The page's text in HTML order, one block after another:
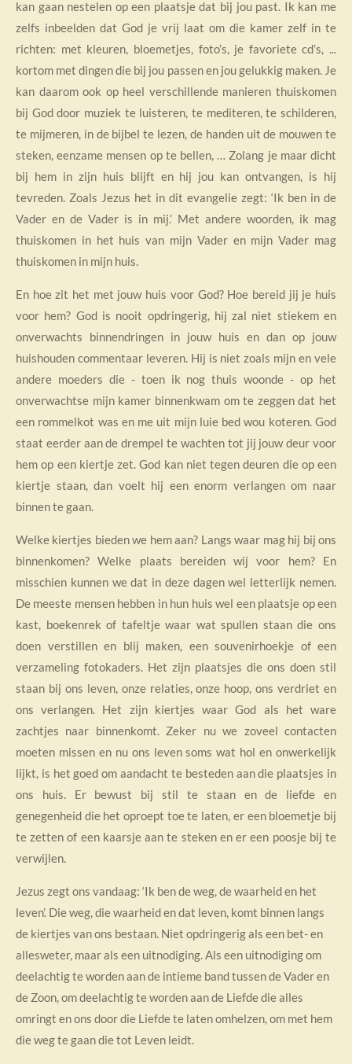
kan gaan nestelen op een plaatsje dat bij jou past. Ik kan me
zelfs inbeelden dat God je vrij laat om die kamer zelf in te
richten: met kleuren, bloemetjes, foto’s, je favoriete cd’s, ...
kortom met dingen die bij jou passen en jou gelukkig maken. Je
kan daarom ook op heel verschillende manieren thuiskomen
bij God door muziek te luisteren, te mediteren, te schilderen,
te mijmeren, in de bijbel te lezen, de handen uit de mouwen te
steken, eenzame mensen op te bellen, … Zolang je maar dicht
bij hem in zijn huis blijft en hij jou kan ontvangen, is hij
tevreden. Zoals Jezus het in dit evangelie zegt: ‘Ik ben in de
Vader en de Vader is in mij.’ Met andere woorden, ik mag
thuiskomen in het huis van mijn Vader en mijn Vader mag
thuiskomen in mijn huis.
En hoe zit het met jouw huis voor God? Hoe bereid jij je huis
voor hem? God is nooit opdringerig, hij zal niet stiekem en
onverwachts binnendringen in jouw huis en dan op jouw
huishouden commentaar leveren. Hij is niet zoals mijn en vele
andere moeders die - toen ik nog thuis woonde - op het
onverwachtse mijn kamer binnenkwam om te zeggen dat het
een rommelkot was en me uit mijn luie bed wou koteren. God
staat eerder aan de drempel te wachten tot jij jouw deur voor
hem op een kiertje zet. God kan niet tegen deuren die op een
kiertje staan, dan voelt hij een enorm verlangen om naar
binnen te gaan.
Welke kiertjes bieden we hem aan? Langs waar mag hij bij ons
binnenkomen? Welke plaats bereiden wij voor hem? En
misschien kunnen we dat in deze dagen wel letterlijk nemen.
De meeste mensen hebben in hun huis wel een plaatsje op een
kast, boekenrek of tafeltje waar wat spullen staan die ons
doen verstillen en blij maken, een souvenirhoekje of een
verzameling fotokaders. Het zijn plaatsjes die ons doen stil
staan bij ons leven, onze relaties, onze hoop, ons verdriet en
ons verlangen. Het zijn kiertjes waar God als het ware
zachtjes naar binnenkomt. Zeker nu we zoveel contacten
moeten missen en nu ons leven soms wat hol en onwerkelijk
lijkt, is het goed om aandacht te besteden aan die plaatsjes in
ons huis. Er bewust bij stil te staan en de liefde en
genegenheid die het oproept toe te laten, er een bloemetje bij
te zetten of een kaarsje aan te steken en er een poosje bij te
verwijlen.
Jezus zegt ons vandaag: ‘Ik ben de weg, de waarheid en het
leven’. Die weg, die waarheid en dat leven, komt binnen langs
de kiertjes van ons bestaan. Niet opdringerig als een bet- en
allesweter, maar als een uitnodiging. Als een uitnodiging om
deelachtig te worden aan de intieme band tussen de Vader en
de Zoon, om deelachtig te worden aan de Liefde die alles
omringt en ons door die Liefde te laten omhelzen, om met hem
die weg te gaan die tot Leven leidt.